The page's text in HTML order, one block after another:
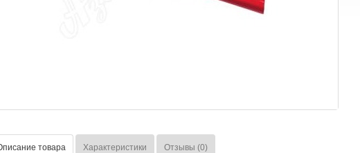
товара Характеристики Отзывы (0)